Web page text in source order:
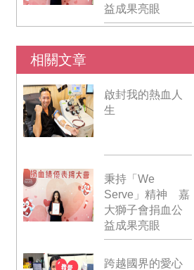
益成果亮眼
相關文章
啟封我的熱血人
生
秉持「We
Serve」精神 嘉
大獅子會捐血公
益成果亮眼
跨越國界的愛心